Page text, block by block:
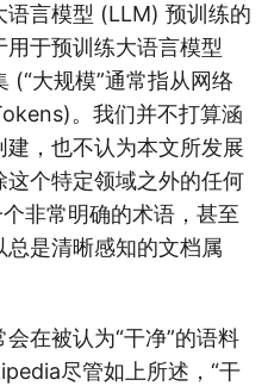
语言模型 (LLM) 预训练的
于预训练大语言模型
(“大规模”通常指从网络
。我们并不打算涵
，也不认为本文所发展
个特定领域之外的任何
个非常明确的术语 ，甚至
是清晰感知的文档属
在被认为“干净”的语料
尽管如上所述，“干